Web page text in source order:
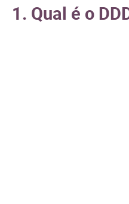
1. Qual é o